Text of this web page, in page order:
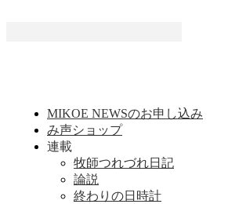
MIKOE NEWSのお申し込み
み声ショップ
連載
牧師つれづれ日記
論説
終わりの日時計